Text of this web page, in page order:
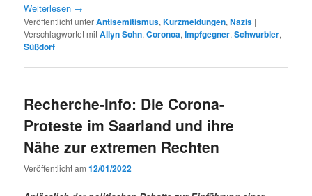
Weit­er­lesen →
Veröffentlicht unterAntisemitismus,Kurzmeldungen,Nazis |
Verschlagwortet mitAllyn Sohn,Coronoa,Impfgegner,Schwurbler,
Süßdorf
Recherche-Info: Die Corona-
Proteste im Saarland und ihre
Nähe zur extremen Rechten
Veröffentlicht am12/01/2022